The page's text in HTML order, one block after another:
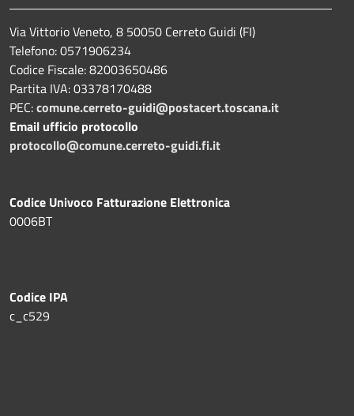
Via Vittorio Veneto, 8 50050 Cerreto Guidi (FI)
Telefono: 0571906234
Codice Fiscale: 82003650486
Partita IVA: 03378170488
PEC:comune.cerreto-guidi@postacert.toscana.it
Email ufficio protocollo
protocollo@comune.cerreto-guidi.fi.it
Codice Univoco Fatturazione Elettronica
0006BT
Codice IPA
c_c529